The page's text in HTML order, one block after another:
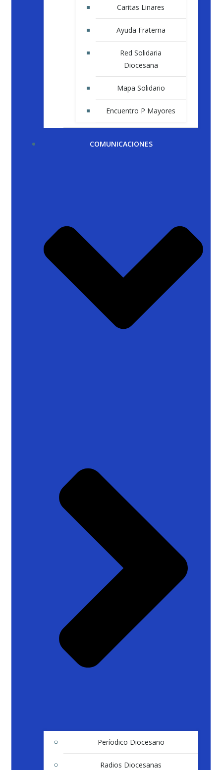
Caritas Linares
Ayuda Fraterna
Red Solidaria
Diocesana
Mapa Solidario
Encuentro P Mayores
COMUNICACIONES
Períodico Diocesano
Radios Diocesanas